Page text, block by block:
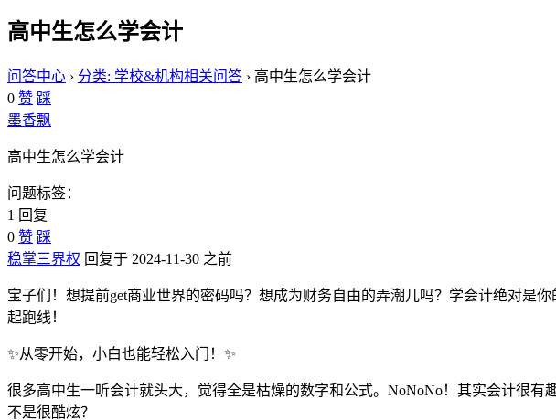
高中生怎么学会计
问答中心 › 分类: 学校&机构相关问答 › 高中生怎么学会计
0 赞 踩
墨香飘
高中生怎么学会计
问题标签：
1 回复
0 赞 踩
稳掌三界权 回复于 2024-11-30 之前
宝子们！想提前get商业世界的密码吗？想成为财务自由的弄潮儿吗？学会计绝对是
起跑线！
✨从零开始，小白也能轻松入门！✨
很多高中生一听会计就头大，觉得全是枯燥的数字和公式。NoNoNo！其实会计很
不是很酷炫？